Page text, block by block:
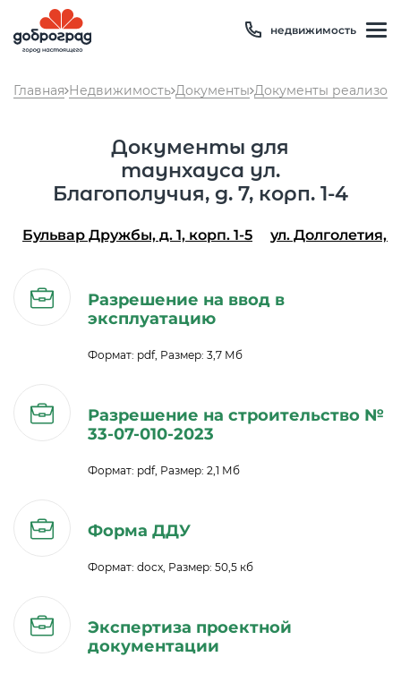
недвижимость
Главная Недвижимость Документы Документы
Документы для
таунхауса ул.
Благополучия, д. 7, корп. 1-4
Бульвар Дружбы, д. 1, корп. 1-5 ул. Долголетия,
Разрешение на ввод в
эксплуатацию
Формат: pdf, Размер: 3,7 Мб
Разрешение на строительство №
33-07-010-2023
Формат: pdf, Размер: 2,1 Мб
Форма ДДУ
Формат: docx, Размер: 50,5 кб
Экспертиза проектной
документации
8 910 180 20 19
Влажность
Давление
PM2.5
? Концентрация ЛОС 0.008 мм3/м3
Концентрация CO2
Концентрация CO